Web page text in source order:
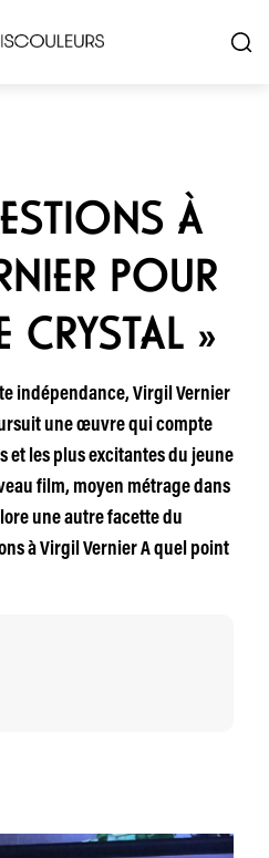
À
POUR
CRYSTAL »
indépendance, Virgil Vernier
une œuvre qui compte
et les plus excitantes du jeune
film, moyen métrage dans
une autre facette du
à Virgil Vernier A quel point